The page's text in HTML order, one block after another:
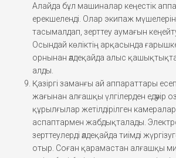
Алайда бұл машиналар кеңестік
ерекшеленді. Олар экипаж
тасымалдап, зерттеу аумағын
Осындай көліктің арқасында
орнынан әлдеқайда алыс
алды.
Қазіргі заманғы ай аппараттары
жағынан алғашқы үлгілерден едәуір
құрылғылар жетілдірілген
аспаптармен жабдықталады.
зерттеулерді әлдеқайда тиімді
отыр. Соған қарамастан алғашқы